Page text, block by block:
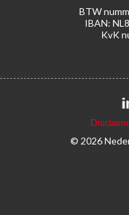
BTW
IBAN:
KvK
© 2026